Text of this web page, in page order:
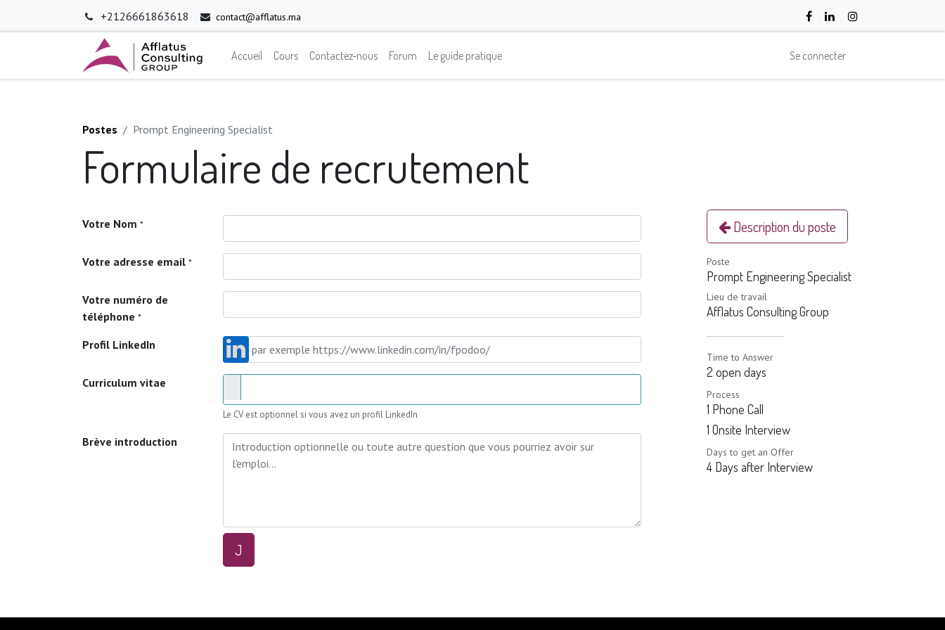
+2126661863618 contact@afflatus.ma
Accueil Cours Contactez-nous Forum Le guide pratique Se connecter
Postes Prompt Engineering Specialist
Formulaire de recrutement
Votre Nom *
Votre adresse email *
Votre numéro de
téléphone *
Profil LinkedIn
Curriculum vitae
Le CV est optionnel si vous avez un profil LinkedIn
Brève introduction
J
Description du poste
Poste
Prompt Engineering Specialist
Lieu de travail
Afflatus Consulting Group
Time to Answer
2 open days
Process
1 Phone Call
1 Onsite Interview
Days to get an Offer
4 Days after Interview